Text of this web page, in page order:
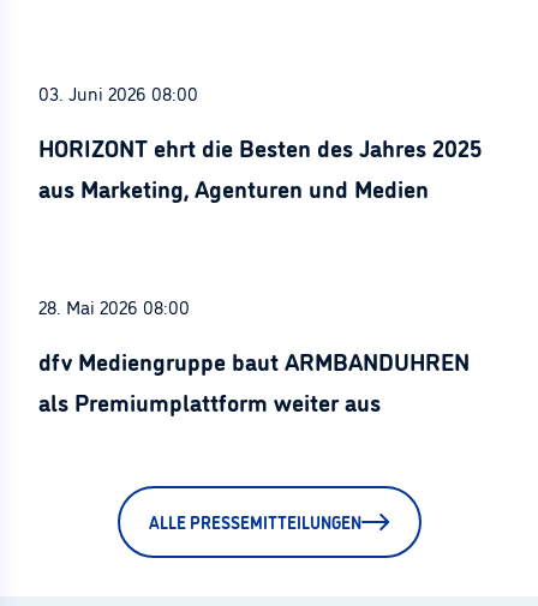
03. Juni 2026 08:00
HORIZONT ehrt die Besten des Jahres 2025
aus Marketing, Agenturen und Medien
28. Mai 2026 08:00
dfv Mediengruppe baut ARMBANDUHREN
als Premiumplattform weiter aus
ALLE PRESSEMITTEILUNGEN